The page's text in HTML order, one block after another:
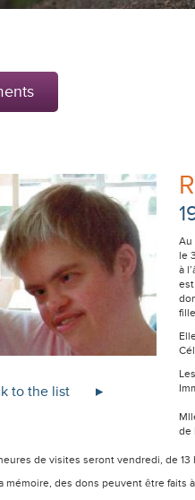
to the list
Au
le
à
de
de visites seront vendredi, de 13
mémoire, des dons peuvent être faits